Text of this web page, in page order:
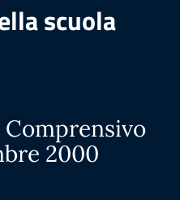
scuola
2000